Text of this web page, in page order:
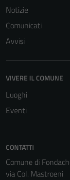
Notizie
Comunicati
Avvisi
VIVERE IL COMUNE
Luoghi
Eventi
CONTATTI
Comune di
via Col. Mastroeni